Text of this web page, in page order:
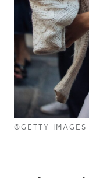
©GETTY IMAGES